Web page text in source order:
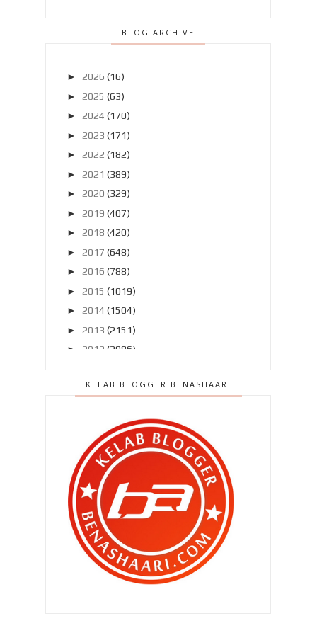
BLOG ARCHIVE
► 2026 (16)
► 2025 (63)
► 2024 (170)
► 2023 (171)
► 2022 (182)
► 2021 (389)
► 2020 (329)
► 2019 (407)
► 2018 (420)
► 2017 (648)
► 2016 (788)
► 2015 (1019)
► 2014 (1504)
► 2013 (2151)
► 2012 (2986)
►Disember 2011(303)
Oktober 2011(418)
►September 2011 (390)
►
Ogos 2011
▼
Julai 2011
(396)
" Mati ? Ala.. nanti nanti je la aku
mati.. boleh ...
" Yer , betul.. korang bebas berkarya
.. "
KELAB BLOGGER BENASHAARI